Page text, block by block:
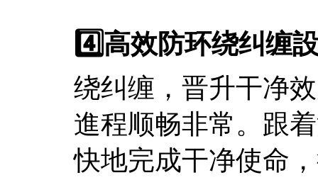
4️⃣高效防环绕纠缠
绕纠缠，晋升干净
進程顺畅非常。跟
快地完成干净使命